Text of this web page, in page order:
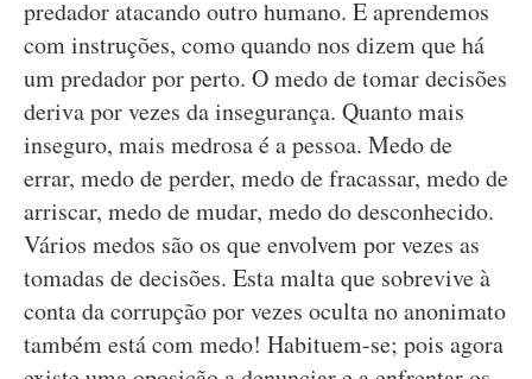
predador atacando outro humano. E aprendemos
com instruções, como quando nos dizem que há
um predador por perto. O medo de tomar decisões
deriva por vezes da insegurança. Quanto mais
inseguro, mais medrosa é a pessoa. Medo de
errar, medo de perder, medo de fracassar, medo de
arriscar, medo de mudar, medo do desconhecido.
Vários medos são os que envolvem por vezes as
tomadas de decisões. Esta malta que sobrevive à
conta da corrupção por vezes oculta no anonimato
também está com medo! Habituem-se; pois agora